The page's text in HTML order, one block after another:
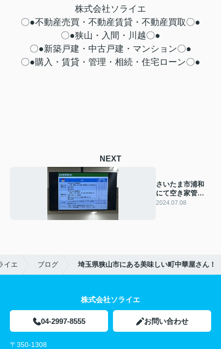
株式会社ソライエ
〇●不動産売買・不動産賃貸・不動産買取〇●
〇●狭山・入間・川越〇●
〇●新築戸建・中古戸建・マンション〇●
〇●購入・賃貸・管理・相続・住宅ローン〇●
NEXT
さいたま市浦和
にて空き家管理
セミナーに参加
2024.07.08
イエ ブログ 埼玉県狭山市にある美味しい町中華屋さん！
株式会社ソライエ
04-2997-8555 お問い合わせ
〒350-1308